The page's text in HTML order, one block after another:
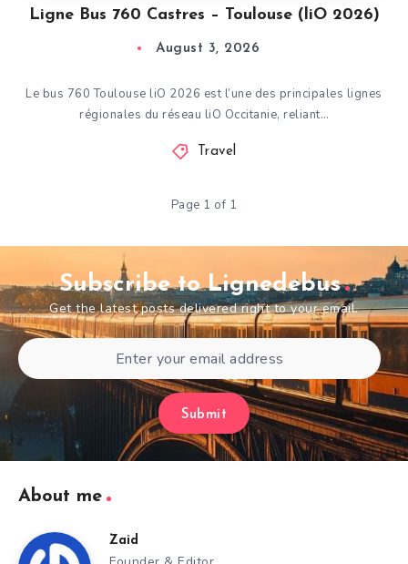
Ligne Bus 760 Castres – Toulouse (liO 2026)
August 3, 2026
Le bus 760 Toulouse liO 2026 est l’une des principales lignes
régionales du réseau liO Occitanie, reliant…
Travel
Page 1 of 1
Subscribe to Lignedebus
Get the latest posts delivered right to your email.
Submit
About me
Zaid